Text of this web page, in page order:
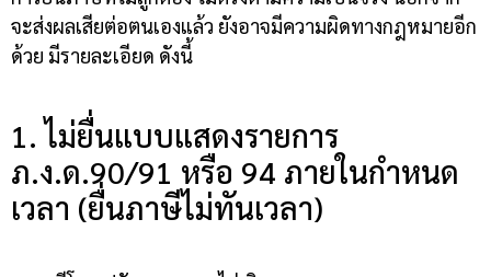
จะส่งผลเสียต่อตนเองแล้ว ยังอาจมีความผิดทางกฎหมายอีก
ด้วย มีรายละเอียด ดังนี้
1. ไม่ยื่นแบบแสดงรายการ
ภ.ง.ด.90/91 หรือ 94 ภายในกำหนด
เวลา (ยื่นภาษีไม่ทันเวลา)